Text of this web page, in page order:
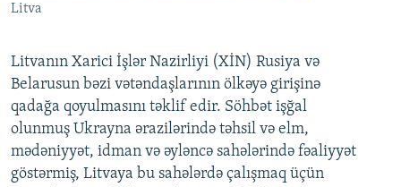
Litva
Litvanın Xarici İşlər Nazirliyi (XİN) Rusiya və
Belarusun bəzi vətəndaşlarının ölkəyə girişinə
qadağa qoyulmasını təklif edir. Söhbət işğal
olunmuş Ukrayna ərazilərində təhsil və elm,
mədəniyyət, idman və əyləncə sahələrində fəaliyyət
göstərmiş, Litvaya bu sahələrdə çalışmaq üçün